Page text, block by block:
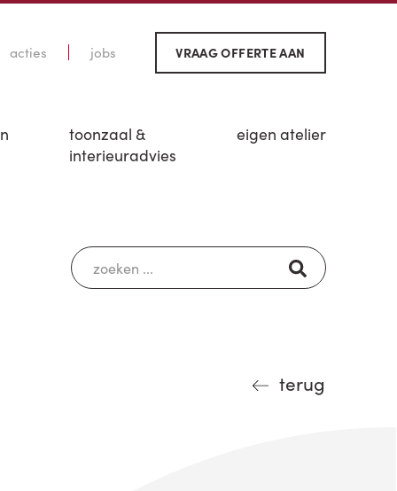
acties jobs VRAAG OFFERTE AAN
toonzaal &
interieuradvies
eigen atelier
terug